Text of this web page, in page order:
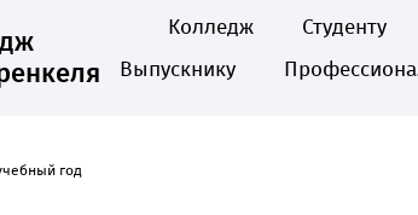
Колледж Студенту
Выпускнику
год